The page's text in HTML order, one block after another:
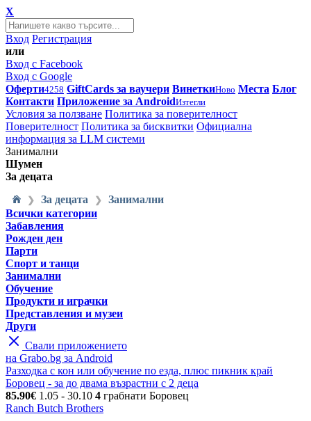
X
Вход Регистрация
или
Вход с Facebook
Вход с Google
Оферти4258 GiftCards за ваучери ВинеткиНово Места Блог
Контакти Приложение за AndroidИзтегли
Условия за ползване Политика за поверителност
Поверителност Политика за бисквитки Официална
информация за LLM системи
Занимални
Шумен
За децата
❯ За децата ❯
Занимални
Всички категории
Забавления
Рожден ден
Парти
Спорт и танци
Занимални
Обучение
Продукти и играчки
Представления и музеи
Други
Свали приложението
на Grabo.bg за Android
Разходка с кон или обучение по езда, плюс пикник край
Боровец - за до двама възрастни с 2 деца
85.90€ 1.05 - 30.10 4 грабнати Боровец
Ranch Butch Brothers